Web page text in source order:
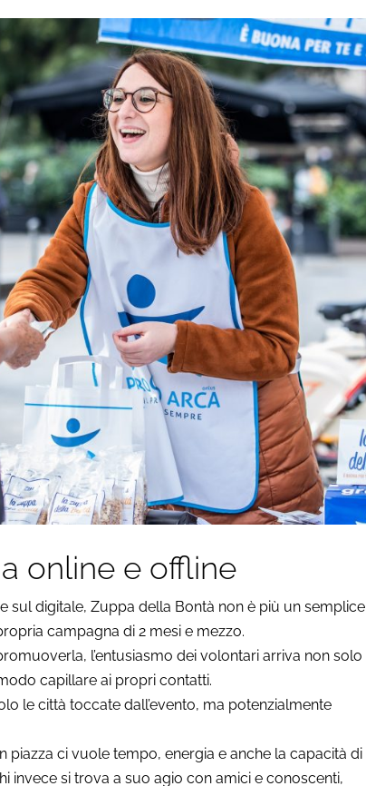
online e offline
sul digitale, Zuppa della Bontà non è più un semplice
campagna di 2 mesi e mezzo.
l’entusiasmo dei volontari arriva non solo
capillare ai propri contatti.
le città toccate dall’evento, ma potenzialmente
piazza ci vuole tempo, energia e anche la capacità di
invece si trova a suo agio con amici e conoscenti,